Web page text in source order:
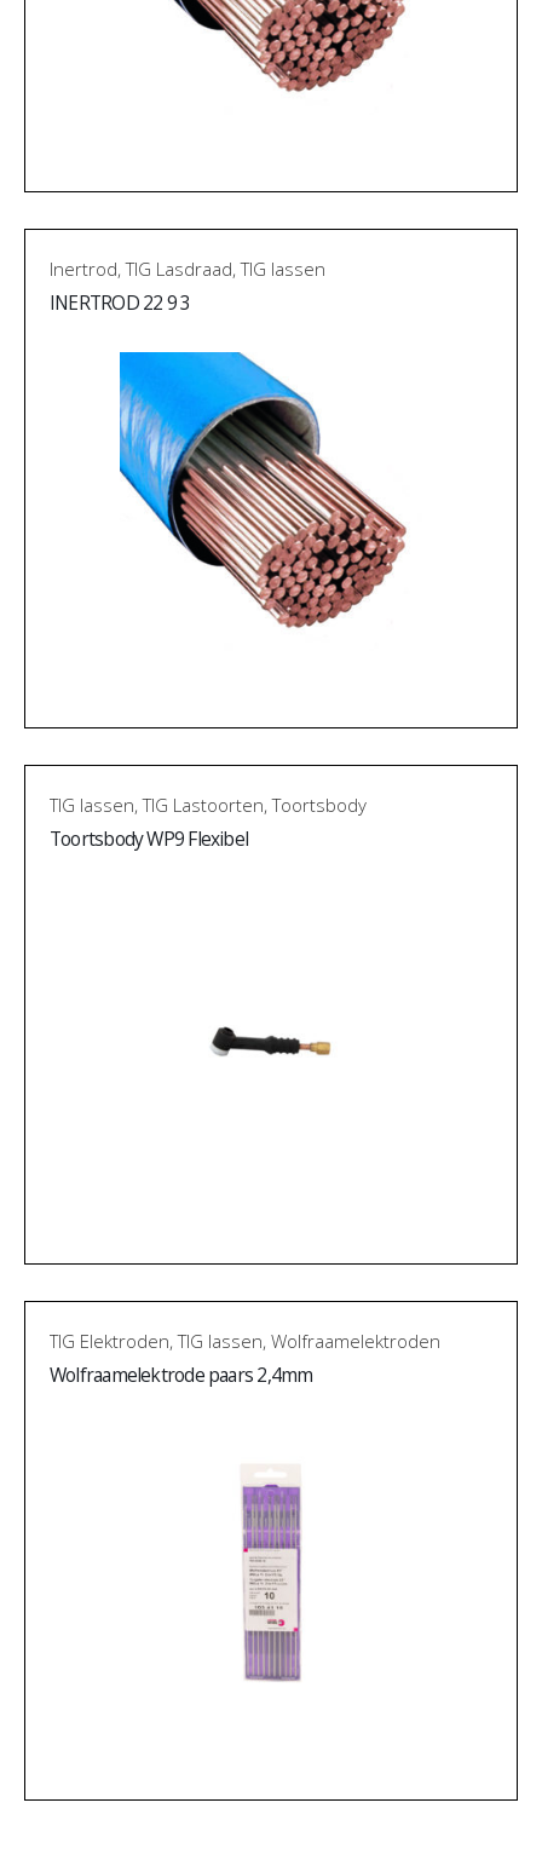
Inertrod,TIG Lasdraad,TIG lassen
INERTROD 22 9 3
TIG lassen,TIG Lastoorten,Toortsbody
Toortsbody WP9 Flexibel
TIG Elektroden,TIG lassen, Wolfraamelektroden
Wolfraamelektrode paars 2,4mm